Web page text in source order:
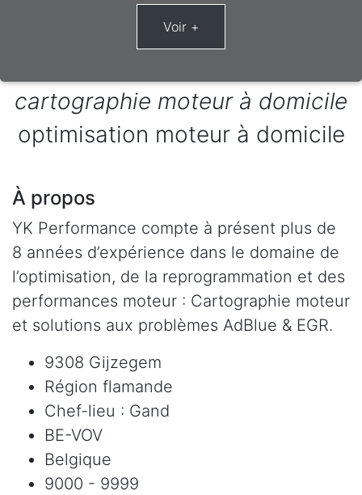
cartographie moteur à domicile
optimisation moteur à domicile
À propos
YK Performance compte à présent plus de
8 années d’expérience dans le domaine de
l’optimisation, de la reprogrammation et des
performances moteur : Cartographie moteur
et solutions aux problèmes AdBlue & EGR.
9308 Gijzegem
Région flamande
Chef-lieu : Gand
BE-VOV
Belgique
9000 - 9999